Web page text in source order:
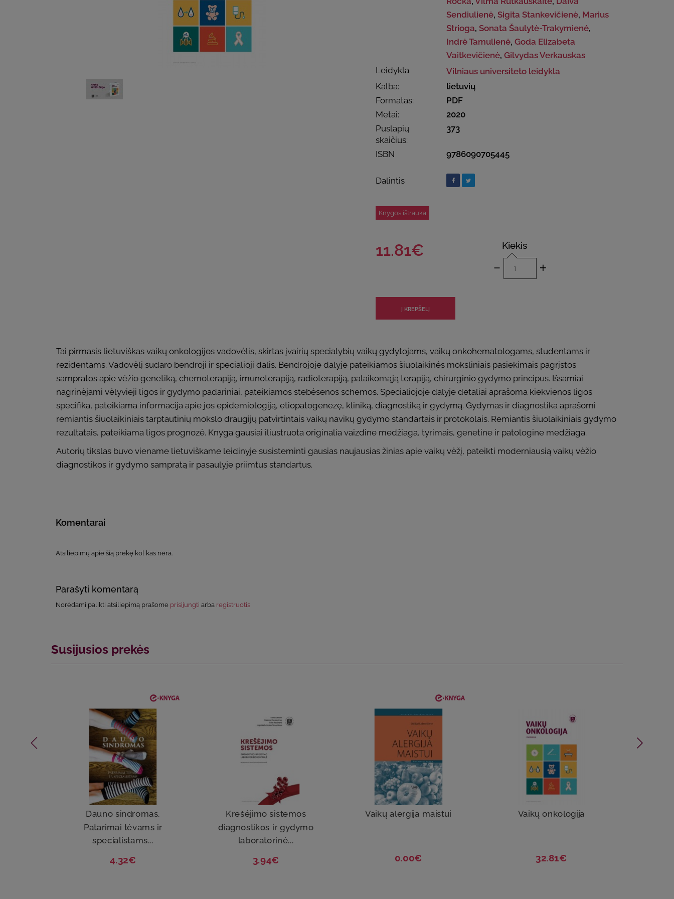
Sendiulienė, Sigita Stankevičienė, Marius
Strioga, Sonata Šaulytė-Trakymienė,
Indrė Tamulienė, Goda Elizabeta
Vaitkevičienė, Gilvydas Verkauskas
Leidykla
Vilniaus universiteto leidykla
Kalba:
lietuvių
Formatas:
PDF
Metai:
2020
Puslapių
skaičius:
373
ISBN 9786090705445
Dalintis
Knygos ištrauka
11.81€ Kiekis
- +
Tai pirmasis lietuviškas vaikų onkologijos vadovėlis, skirtas įvairių specialybių vaikų gydytojams, vaikų onkohematologams, studentams ir
rezidentams. Vadovėlį sudaro bendroji ir specialioji dalis. Bendrojoje dalyje pateikiamos šiuolaikinės moksliniais pasiekimais pagrįstos
sampratos apie vėžio genetiką, chemoterapiją, imunoterapiją, radioterapiją, palaikomąją terapiją, chirurginio gydymo principus. Išsamiai
nagrinėjami vėlyvieji ligos ir gydymo padariniai, pateikiamos stebėsenos schemos. Specialiojoje dalyje detaliai aprašoma kiekvienos ligos
specifika, pateikiama informacija apie jos epidemiologiją, etiopatogenezę, kliniką, diagnostiką ir gydymą. Gydymas ir diagnostika aprašomi
remiantis šiuolaikiniais tarptautinių mokslo draugijų patvirtintais vaikų navikų gydymo standartais ir protokolais. Remiantis šiuolaikiniais gydymo
rezultatais, pateikiama ligos prognozė. Knyga gausiai iliustruota originalia vaizdine medžiaga, tyrimais, genetine ir patologine medžiaga.
Autorių tikslas buvo viename lietuviškame leidinyje susisteminti gausias naujausias žinias apie vaikų vėžį, pateikti moderniausią vaikų vėžio
diagnostikos ir gydymo sampratą ir pasaulyje priimtus standartus.
Komentarai
Atsiliepimų apie šią prekę kol kas nėra.
Parašyti komentarą
Norėdami palikti atsiliepimą prašome prisijungti arba registruotis
Susijusios prekės
Dauno sindromas.
Patarimai tėvams ir
specialistams...
4.32€
Krešėjimo sistemos
diagnostikos ir gydymo
laboratorinė...
3.94€
Vaikų alergija maistui
0.00€
Vaikų onkologija
32.81€